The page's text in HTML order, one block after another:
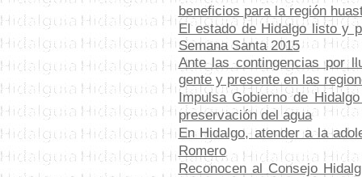
beneficios para la región huas
El estado de Hidalgo listo y
Semana Santa 2015
Ante las contingencias por
gente y presente en las
Impulsa Gobierno de
preservación del agua
En Hidalgo, atender a la
Romero
Reconocen al Consejo